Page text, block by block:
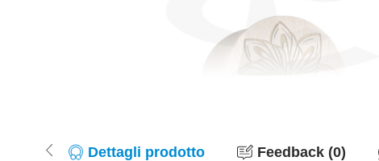
Dettagli prodotto Feedback (0)